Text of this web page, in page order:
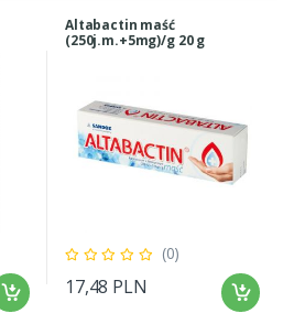
Altabactin maść
(250j.m.+5mg)/g 20 g
(0)
17,48 PLN